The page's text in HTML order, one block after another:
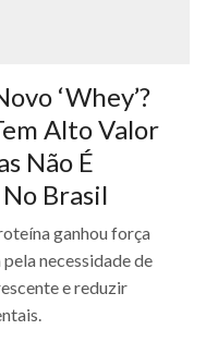
‘whey’?
Alto Valor
Não É
Brasil
ganhou força
necessidade de
e reduzir